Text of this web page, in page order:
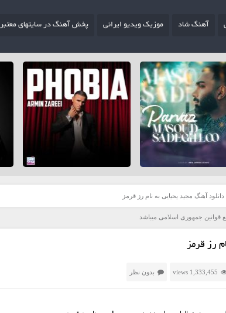
آهنگ شاد موزیک ویدیو ایرانی پخش آهنگ در سایتهای معتبر
دانلود آهنگ مجید یحیایی به نام رز قرمز
قوانین جمهوری اسلامی میباشد
رز قرمز
1,333,455 views بدون نظر